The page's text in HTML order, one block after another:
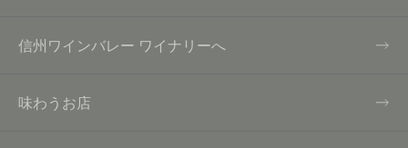
信州ワインバレー ワイナリーへ
味わうお店